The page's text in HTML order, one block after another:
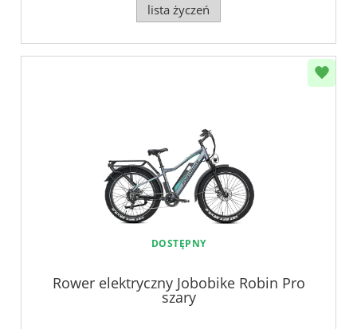
lista życzeń
DOSTĘPNY
Rower elektryczny Jobobike Robin Pro
szary